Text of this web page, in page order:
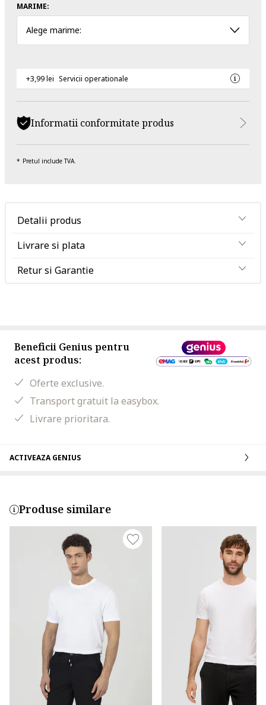
MARIME:
Alege marime:
+3,99 lei Servicii operationale
Informatii conformitate produs
Pretul include TVA.
Detalii produs
Livrare si plata
Retur si Garantie
Beneficii Genius pentru
acest produs:
Oferte exclusive.
Transport gratuit la easybox.
Livrare prioritara.
ACTIVEAZA GENIUS
Produse similare